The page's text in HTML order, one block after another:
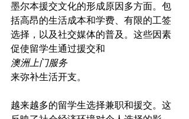
墨尔本援交文化的形成原因多方面。包
括高昂的生活成本和学费、有限的工签
选择，以及社交媒体的普及。这些因素
促使留学生通过援交和
澳洲上门服务
来弥补生活开支。
越来越多的留学生选择兼职和援交。这